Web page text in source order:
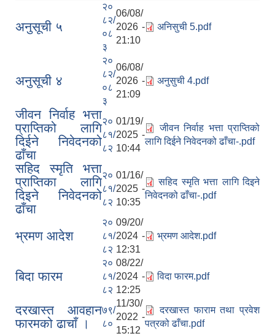
अनुसूची ५
२०
८२/
०८
३
06/08/
2026 -
21:10
अनिसुची 5.pdf
अनुसूची ४
२०
८२/
०८
३
06/08/
2026 -
21:09
अनुसुची 4.pdf
जीवन निर्वाह भत्ता
प्राप्तिको लागि
दिईने निवेदनको
ढाँचा
२०
८१/
८२
01/19/
2025 -
10:44
जीवन निर्वाह भत्ता प्राप्तिको
लागि दिईने निवेदनको ढाँचा-.pdf
सहिद स्मृति भत्ता
प्राप्तिका लागि
दिइने निवेदनको
ढाँचा
२०
८१/
८२
01/16/
2025 -
10:35
सहिद स्मृति भत्ता लागि दिइने
निवेदनको ढाँचा-.pdf
भ्रमण आदेश
२०
८१/
८२
09/20/
2024 -
12:31
भ्रमण आदेश.pdf
बिदा फारम
२०
८१/
८२
08/22/
2024 -
12:25
विदा फारम.pdf
दरखास्त आवहान
फारमको ढाचाँ ।
७९/
८०
11/30/
2022 -
15:12
दरखास्त फाराम तथा प्रवेश
पत्रको ढाँचा.pdf